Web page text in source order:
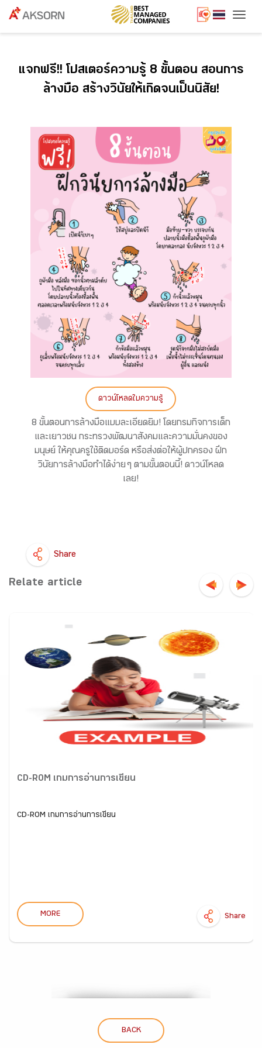
แจกฟรี!! โปสเตอร์ความรู้ 8 ขั้นตอน สอนการ
ล้างมือ สร้างวินัยให้เกิดจนเป็นนิสัย!
ดาวน์โหลดใบความรู้
8 ขั้นตอนการล้างมือแบบละเอียดยิบ! โดยกรมกิจการเด็ก
และเยาวชน กระทรวงพัฒนาสังคมและความมั่นคงของ
มนุษย์ ให้คุณครูใช้ติดบอร์ด หรือส่งต่อให้ผู้ปกครอง ฝึก
วินัยการล้างมือทำได้ง่าย ๆ ตามขั้นตอนนี้! ดาวน์โหลด
เลย!
Share
Relate article
CD-ROM เกมการอ่านการเขียน
CD-ROM เกมการอ่านการเขียน
MORE Share
BACK